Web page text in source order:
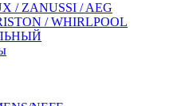
/ ZANUSSI / AEG
/ WHIRLPOOL